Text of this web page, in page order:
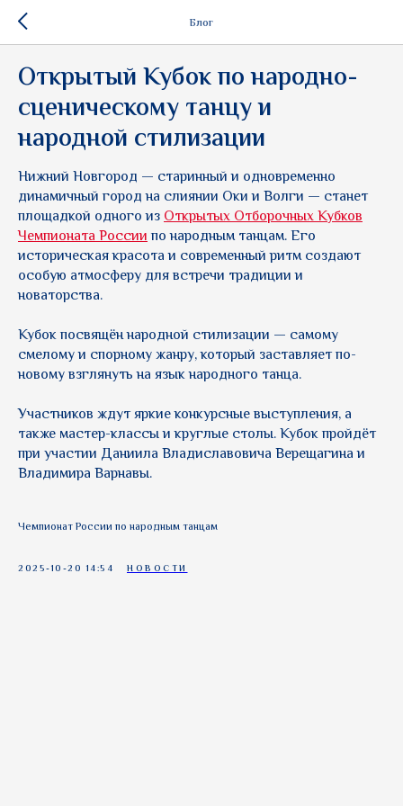
Блог
Открытый Кубок по народно-
сценическому танцу и
народной стилизации
Нижний Новгород — старинный и одновременно
динамичный город на слиянии Оки и Волги — станет
площадкой одного изОткрытых Отборочных Кубков
Чемпионата Россиипо народным танцам. Его
историческая красота и современный ритм создают
особую атмосферу для встречи традиции и
новаторства.
Кубок посвящён народной стилизации — самому
смелому и спорному жанру, который заставляет по-
новому взглянуть на язык народного танца.
Участников ждут яркие конкурсные выступления, а
также мастер-классы и круглые столы. Кубок пройдёт
при участии Даниила Владиславовича Верещагина и
Владимира Варнавы.
Чемпионат России по народным танцам
2025-10-20 14:54 НОВОСТИ